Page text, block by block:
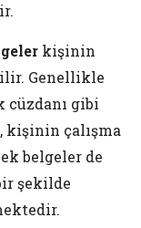
kişinin
Genellikle
cüzdanı gibi
kişinin çalışma
belgeler de
şekilde